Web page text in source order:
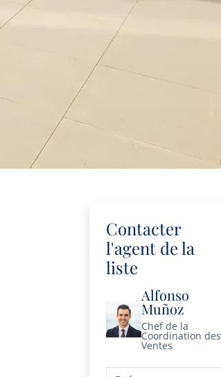
Contacter
l'agent de la
liste
Alfonso
Muñoz
Chef de la
Coordination des
Ventes